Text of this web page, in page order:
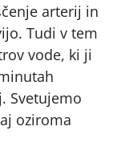
arterij in
Tudi v tem
vode, ki ji
Svetujemo
oziroma